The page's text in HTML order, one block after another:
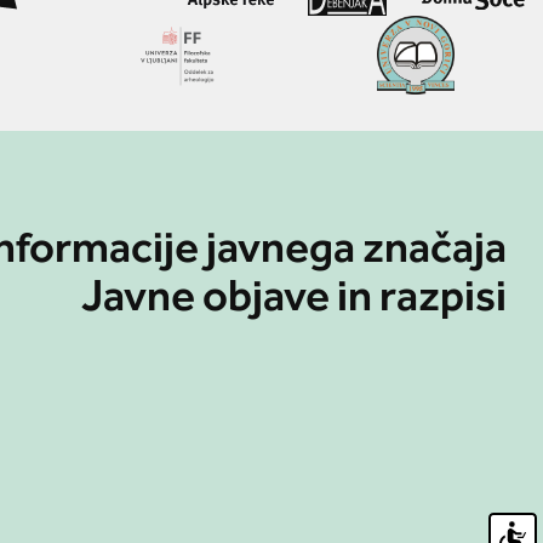
javnega značaja
Javne objave in razpisi